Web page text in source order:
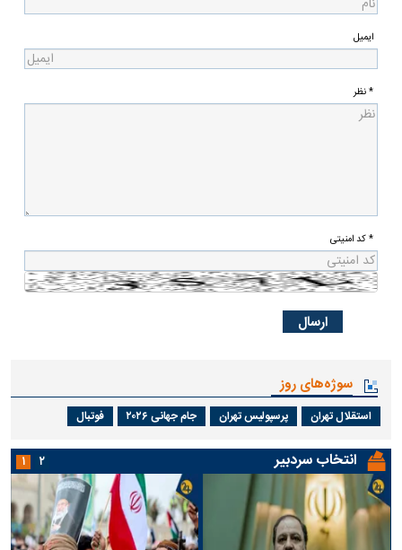
ایمیل
* نظر
* کد امنیتی
سوژه‌های روز
استقلال تهران پرسپولیس تهران جام جهانی ۲۰۲۶ فوتبال
انتخاب سردبیر ۱ ۲